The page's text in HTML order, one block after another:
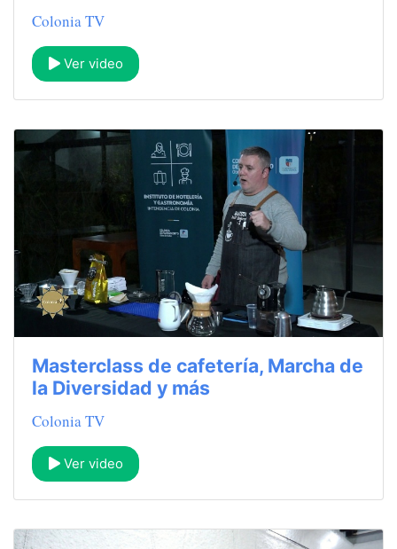
Colonia TV
Ver video
Masterclass de cafetería, Marcha de
la Diversidad y más
Colonia TV
Ver video